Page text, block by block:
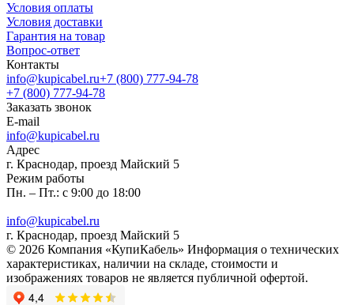
Условия оплаты
Условия доставки
Гарантия на товар
Вопрос-ответ
Контакты
info@kupicabel.ru+7 (800) 777-94-78
+7 (800) 777-94-78
Заказать звонок
E-mail
info@kupicabel.ru
Адрес
г. Краснодар, проезд Майский 5
Режим работы
Пн. – Пт.: с 9:00 до 18:00
info@kupicabel.ru
г. Краснодар, проезд Майский 5
© 2026 Компания «КупиКабель» Информация о технических
характеристиках, наличии на складе, стоимости и
изображениях товаров не является публичной офертой.